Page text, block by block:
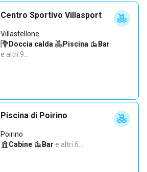
Centro Sportivo Villasport
Villastellone
Doccia calda· Piscina· Bar·
e altri 9…
Piscina di Poirino
Poirino
Cabine· Bar·e altri 6…